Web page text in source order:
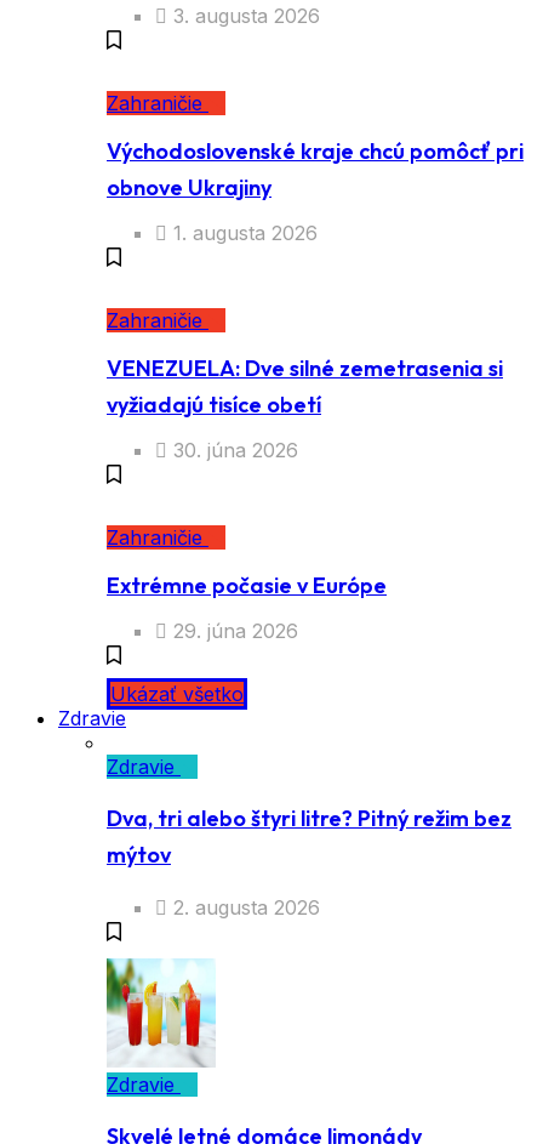
3. augusta 2026
Zahraničie
Východoslovenské kraje chcú pomôcť pri
obnove Ukrajiny
1. augusta 2026
Zahraničie
VENEZUELA: Dve silné zemetrasenia si
vyžiadajú tisíce obetí
30. júna 2026
Zahraničie
Extrémne počasie v Európe
29. júna 2026
Ukázať všetko
Zdravie
Zdravie
Dva, tri alebo štyri litre? Pitný režim bez
mýtov
2. augusta 2026
Zdravie
Skvelé letné domáce limonády